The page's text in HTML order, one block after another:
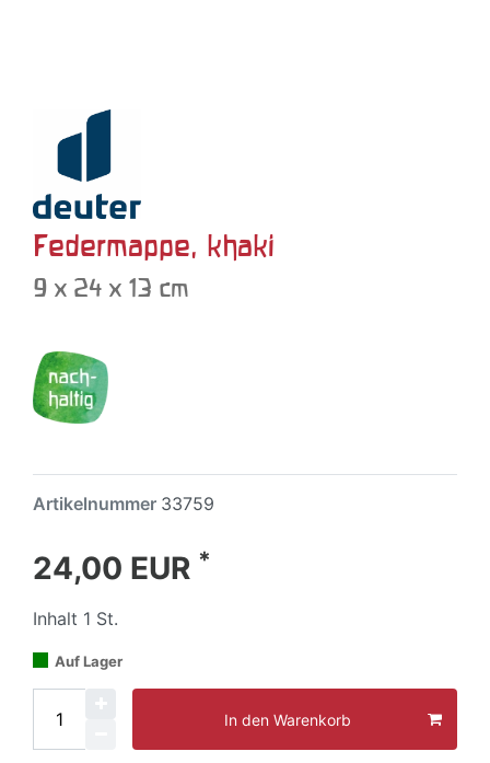
Federmappe, khaki
9 x 24 x 13 cm
Artikelnummer 33759
24,00 EUR *
Inhalt 1 St.
Auf Lager
In den Warenkorb